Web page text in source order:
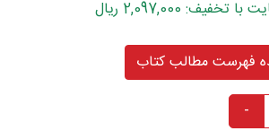
2,097,000 ریال
فهرست مطالب کتاب
-